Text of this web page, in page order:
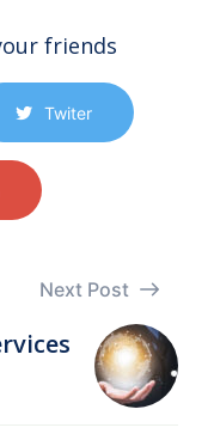
friends
Twiter
Next Post